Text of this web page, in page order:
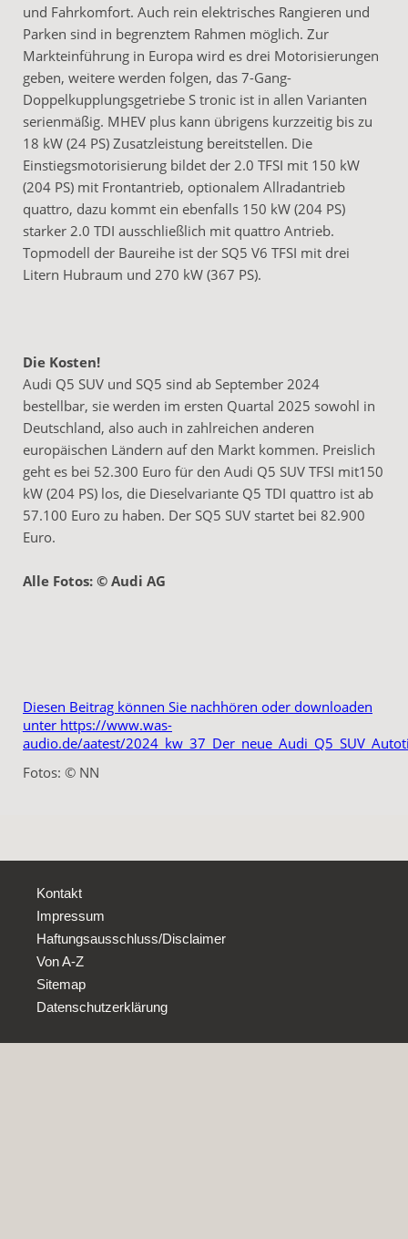
und Fahrkomfort. Auch rein elektrisches Rangieren und
Parken sind in begrenztem Rahmen möglich. Zur
Markteinführung in Europa wird es drei Motorisierungen
geben, weitere werden folgen, das 7-Gang-
Doppelkupplungsgetriebe S tronic ist in allen Varianten
serienmäßig. MHEV plus kann übrigens kurzzeitig bis zu
18 kW (24 PS) Zusatzleistung bereitstellen. Die
Einstiegsmotorisierung bildet der 2.0 TFSI mit 150 kW
(204 PS) mit Frontantrieb, optionalem Allradantrieb
quattro, dazu kommt ein ebenfalls 150 kW (204 PS)
starker 2.0 TDI ausschließlich mit quattro Antrieb.
Topmodell der Baureihe ist der SQ5 V6 TFSI mit drei
Litern Hubraum und 270 kW (367 PS).
Die Kosten!
Audi Q5 SUV und SQ5 sind ab September 2024
bestellbar, sie werden im ersten Quartal 2025 sowohl in
Deutschland, also auch in zahlreichen anderen
europäischen Ländern auf den Markt kommen. Preislich
geht es bei 52.300 Euro für den Audi Q5 SUV TFSI mit150
kW (204 PS) los, die Dieselvariante Q5 TDI quattro ist ab
57.100 Euro zu haben. Der SQ5 SUV startet bei 82.900
Euro.
Alle Fotos: © Audi AG
Diesen Beitrag können Sie nachhören oder downloaden
unter https://www.was-
audio.de/aatest/
Fotos: © NN
Kontakt
Impressum
Haftungsausschluss/Disclaimer
Von A-Z
Sitemap
Datenschutzerklärung